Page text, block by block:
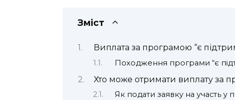
Зміст
Виплата за програмою “є
Походження програми “є
Хто може отримати виплату за
Як подати заявку на участь у